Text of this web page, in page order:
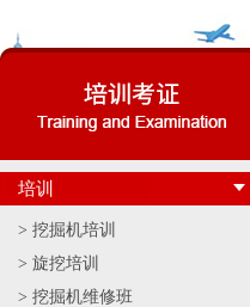
培训
> 挖掘机培训
> 旋挖培训
> 挖掘机维修班